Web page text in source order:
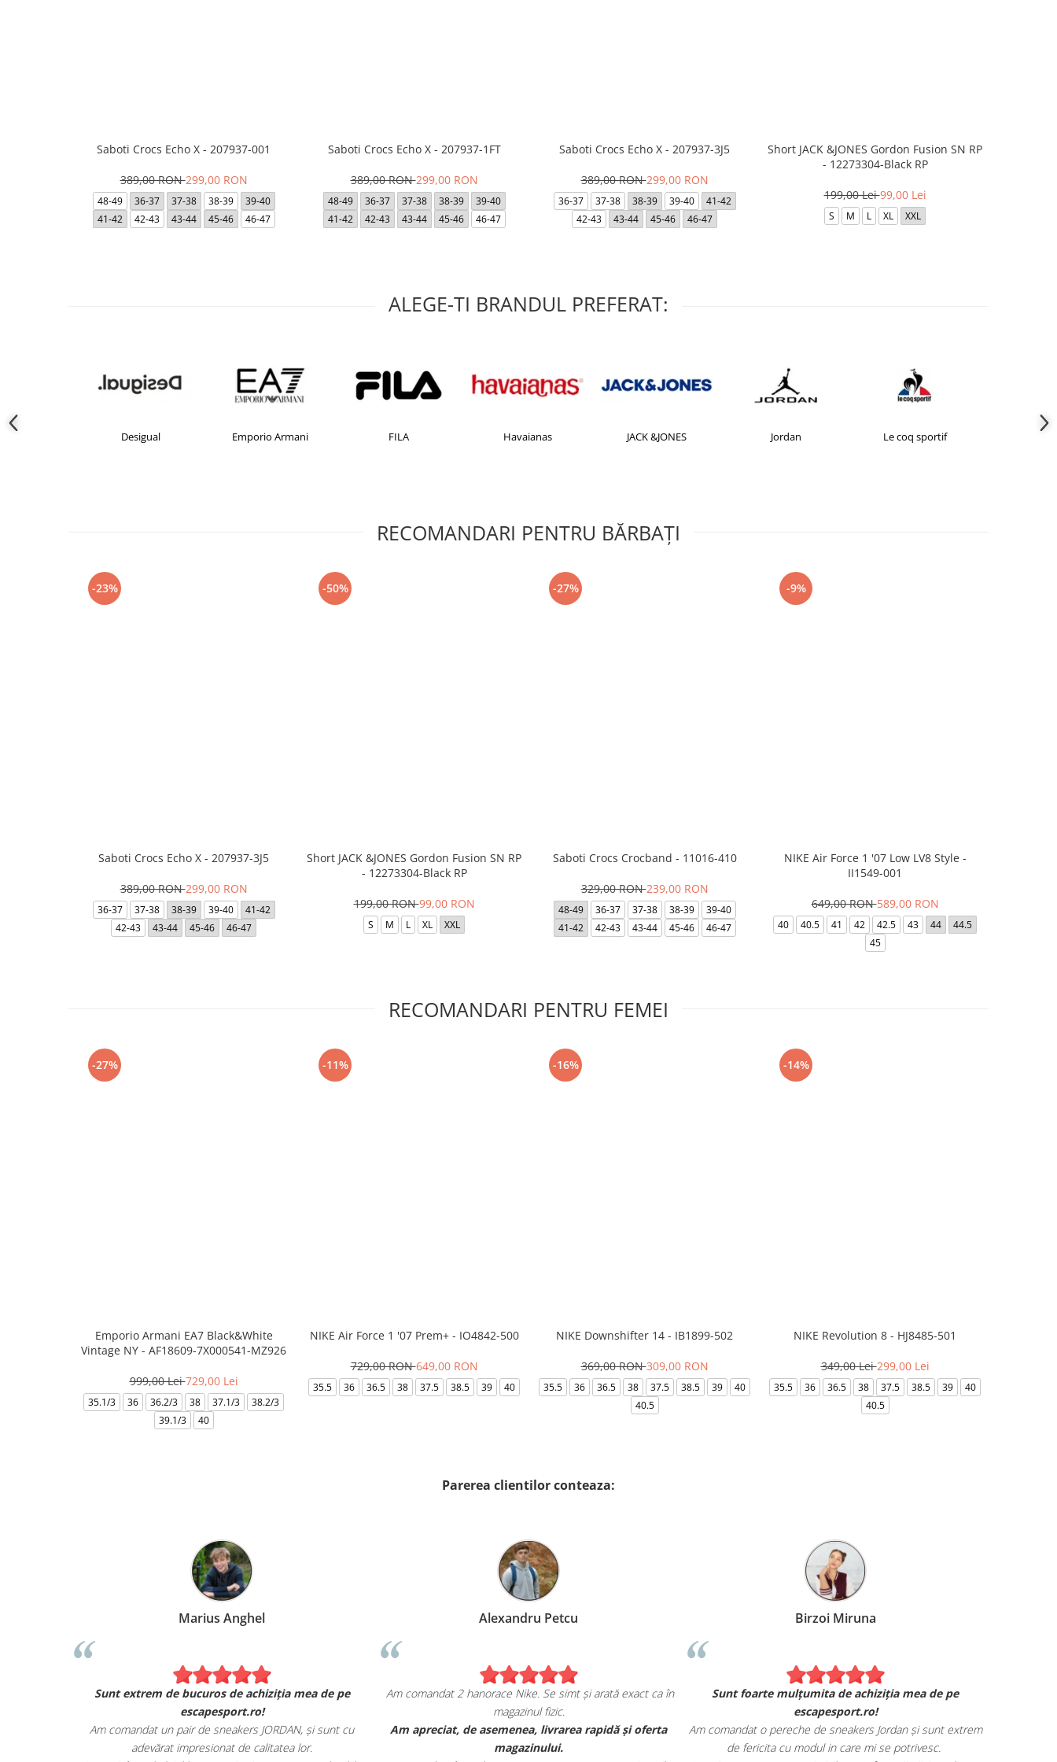
Saboti Crocs Echo X - 207937-001
389,00 RON299,00 RON
48-49 36-37 37-38 38-39
39-40
41-42
42-43 43-44 45-46 46-47
Saboti Crocs Echo X - 207937-1FT
389,00 RON299,00 RON
48-49 36-37 37-38 38-39
39-40
41-42
42-43 43-44 45-46 46-47
Saboti Crocs Echo X - 207937-3J5
389,00 RON299,00 RON
36-37 37-38 38-39 39-40
41-42
42-43
43-44 45-46 46-47
Short JACK &JONES Gordon Fusion SN RP
- 12273304-Black RP
199,00 Lei99,00 Lei
S M L XL XXL
ALEGE-TI BRANDUL PREFERAT:
Desigual Emporio Armani FILA Havaianas JACK &JONES Jordan Le coq sportif
RECOMANDARI PENTRU BĂRBAŢI
-23%
Saboti Crocs Echo X - 207937-3J5
389,00 RON299,00 RON
36-37 37-38 38-39 39-40
41-42
42-43
43-44 45-46 46-47
-50%
Short JACK &JONES Gordon Fusion SN RP
- 12273304-Black RP
199,00 RON99,00 RON
S M L XL XXL
-27%
Saboti Crocs Crocband - 11016-410
329,00 RON239,00 RON
48-49 36-37 37-38 38-39
39-40
41-42
42-43 43-44 45-46 46-47
-9%
NIKE Air Force 1 '07 Low LV8 Style -
II1549-001
649,00 RON589,00 RON
40 40.5 41 42 42.5 43 44
44.5
45
RECOMANDARI PENTRU FEMEI
-27%
Emporio Armani EA7 Black&White
Vintage NY - AF18609-7X000541-MZ926
999,00 Lei729,00 Lei
35.1/3 36 36.2/3 38 37.1/3
38.2/3
39.1/3
40
-11%
NIKE Air Force 1 '07 Prem+ - IO4842-500
729,00 RON649,00 RON
35.5 36 36.5 38 37.5 38.5 39 40
-16%
NIKE Downshifter 14 - IB1899-502
369,00 RON309,00 RON
35.5 36 36.5 38 37.5 38.5 39
40
40.5
-14%
NIKE Revolution 8 - HJ8485-501
349,00 Lei299,00 Lei
35.5 36 36.5 38 37.5 38.5 39
40
40.5
Parerea clientilor conteaza:
Marius Anghel
Sunt extrem de bucuros de achiziția mea de pe
escapesport.ro!
Am comandat un pair de sneakers JORDAN, și sunt cu
adevărat impresionat de calitatea lor.
Alexandru Petcu
Am comandat 2 hanorace Nike. Se simt și arată exact ca în
magazinul fizic.
Am apreciat, de asemenea, livrarea rapidă și oferta
magazinului.
Birzoi Miruna
Sunt foarte mulțumita de achiziția mea de pe
escapesport.ro!
Am comandat o pereche de sneakers Jordan și sunt extrem
de fericita cu modul in care mi se potrivesc.